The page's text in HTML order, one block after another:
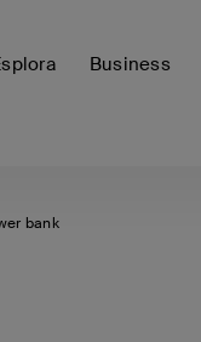
Business
bank